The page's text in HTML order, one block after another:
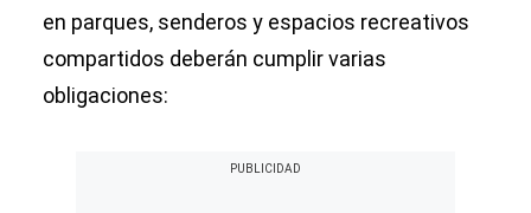
en parques, senderos y espacios recreativos
compartidos deberán cumplir varias
obligaciones: